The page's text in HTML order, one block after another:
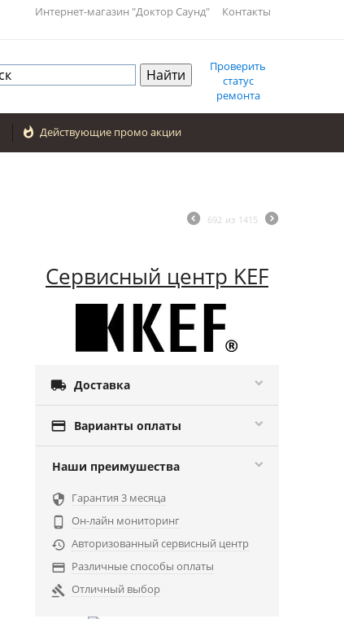
Интернет-магазин "Доктор Саунд" Контакты
Проверить
статус
ремонта
 Действующие промо акции
692 из 1415
Сервисный центр KEF
 Доставка
 Варианты оплаты
Наши преимушества
 Гарантия 3 месяца

Он-лайн мониторинг
 Авторизованный сервисный центр
 Различные способы оплаты
 Отличный выбор